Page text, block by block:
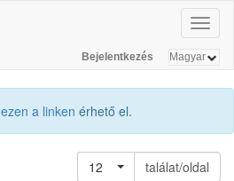
Bejelentkezés
ezen a linken érhető el.
12
találat/oldal